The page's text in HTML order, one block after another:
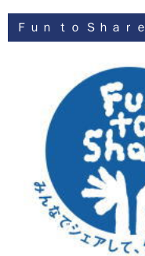
Ｆｕｎ ｔｏ Ｓｈａｒｅ